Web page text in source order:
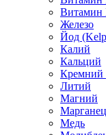
Витамин
Железо
Йод
Калий
Кальций
Кремний
Литий
Магний
Марганец
Медь